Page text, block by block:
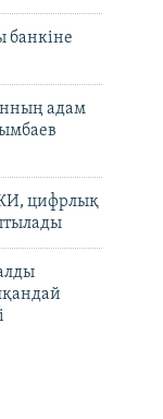
банкіне
адам
цифрлық